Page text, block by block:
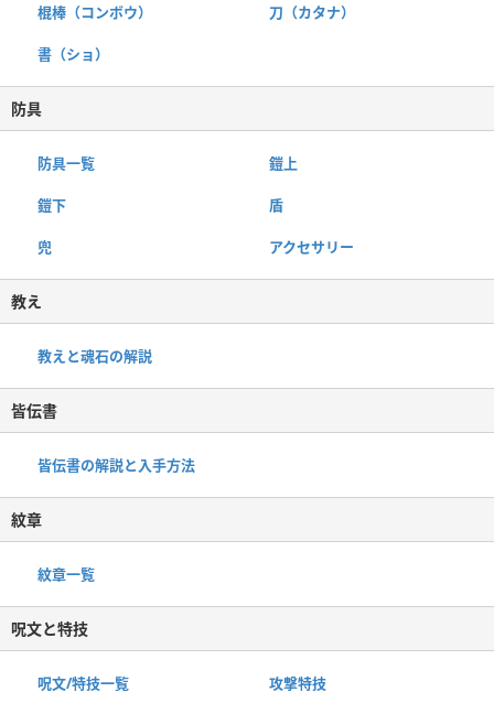
棍棒（コンボウ） 刀（カタナ）
書（ショ）
防具
防具一覧 鎧上
鎧下 盾
兜 アクセサリー
教え
教えと魂石の解説
皆伝書
皆伝書の解説と入手方法
紋章
紋章一覧
呪文と特技
呪文/特技一覧 攻撃特技